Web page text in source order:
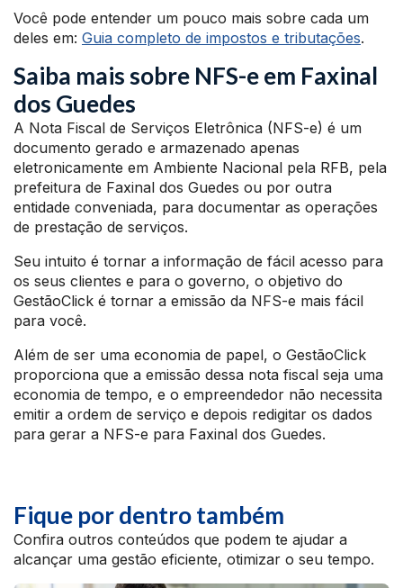
Você pode entender um pouco mais sobre cada um
deles em: Guia completo de impostos e tributações.
Saiba mais sobre NFS-e em Faxinal
dos Guedes
A Nota Fiscal de Serviços Eletrônica (NFS-e) é um
documento gerado e armazenado apenas
eletronicamente em Ambiente Nacional pela RFB, pela
prefeitura de Faxinal dos Guedes ou por outra
entidade conveniada, para documentar as operações
de prestação de serviços.
Seu intuito é tornar a informação de fácil acesso para
os seus clientes e para o governo, o objetivo do
GestãoClick é tornar a emissão da NFS-e mais fácil
para você.
Além de ser uma economia de papel, o GestãoClick
proporciona que a emissão dessa nota fiscal seja uma
economia de tempo, e o empreendedor não necessita
emitir a ordem de serviço e depois redigitar os dados
para gerar a NFS-e para Faxinal dos Guedes.
Fique por dentro também
Confira outros conteúdos que podem te ajudar a
alcançar uma gestão eficiente, otimizar o seu tempo.